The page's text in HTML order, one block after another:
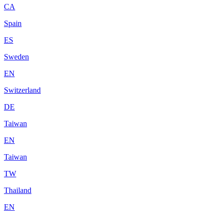
CA
Spain
ES
Sweden
EN
Switzerland
DE
Taiwan
EN
Taiwan
TW
Thailand
EN